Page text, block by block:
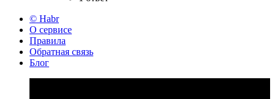
© Habr
О сервисе
Правила
Обратная связь
Блог